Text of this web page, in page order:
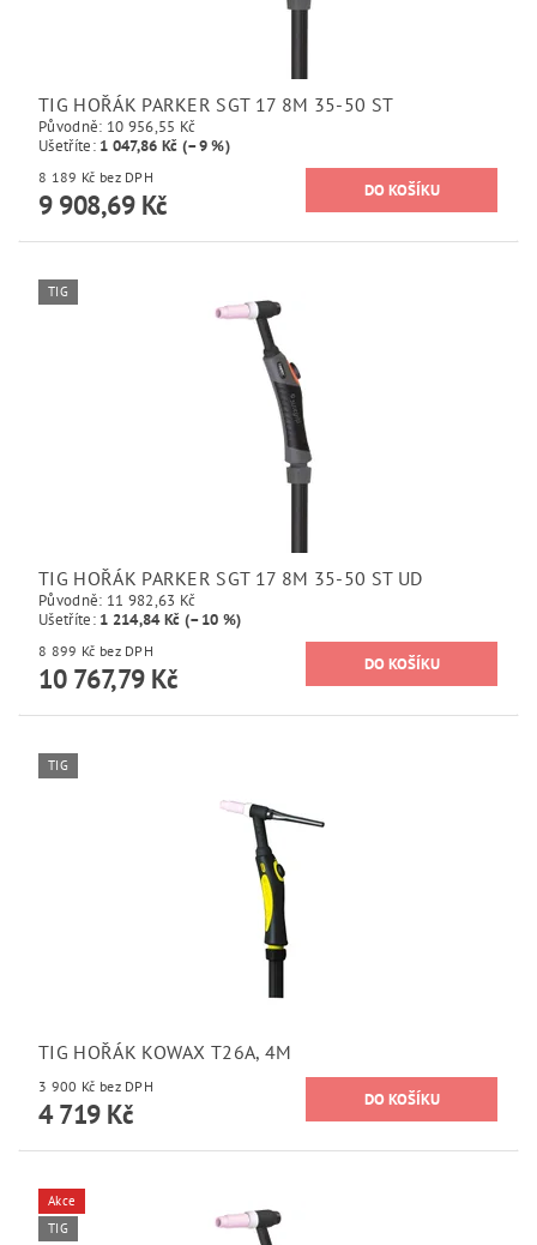
TIG HOŘÁK PARKER SGT 17 8M 35-50 ST
Původně: 10 956,55 Kč
Ušetříte: 1 047,86 Kč (–9 %)
8 189 Kč bez DPH
9 908,69 Kč
TIG
TIG HOŘÁK PARKER SGT 17 8M 35-50 ST UD
Původně: 11 982,63 Kč
Ušetříte: 1 214,84 Kč (–10 %)
8 899 Kč bez DPH
10 767,79 Kč
TIG
TIG HOŘÁK KOWAX T26A, 4M
3 900 Kč bez DPH
4 719 Kč
Akce
TIG